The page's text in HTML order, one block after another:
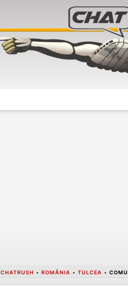
CHATRUSH • ROMÂNIA • TULCEA •